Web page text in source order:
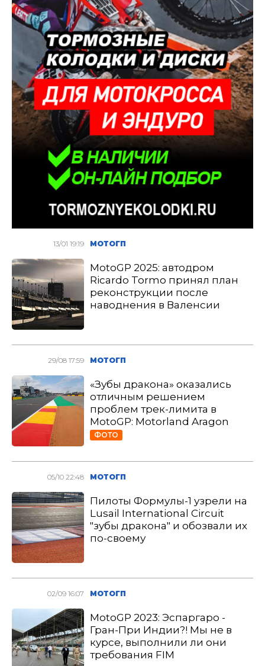
13/01 19:19 МОТОГП
MotoGP 2025: автодром
Ricardo Tormo принял план
реконструкции после
наводнения в Валенсии
29/08 17:59 МОТОГП
«Зубы дракона» оказались
отличным решением
проблем трек-лимита в
MotoGP: Motorland Aragon
ФОТО
05/10 22:48 МОТОГП
Пилоты Формулы-1 узрели на
Lusail International Circuit
"зубы дракона" и обозвали их
по-своему
02/09 16:07 МОТОГП
MotoGP 2023: Эспаргаро -
Гран-При Индии?! Мы не в
курсе, выполнили ли они
требования FIM